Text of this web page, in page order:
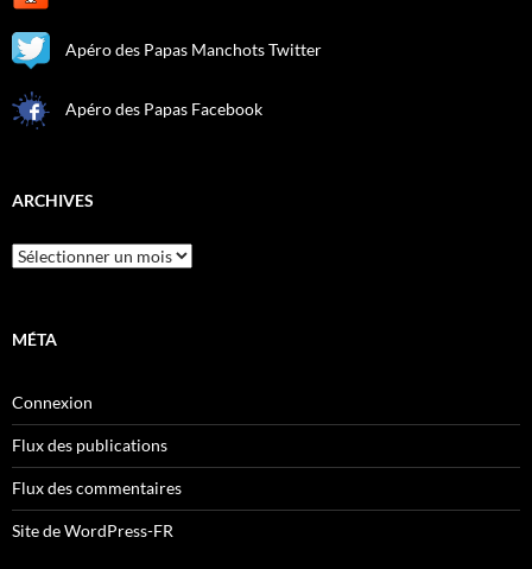
Apéro des Papas Manchots Twitter
Apéro des Papas Facebook
ARCHIVES
Archives
MÉTA
Connexion
Flux des publications
Flux des commentaires
Site de WordPress-FR